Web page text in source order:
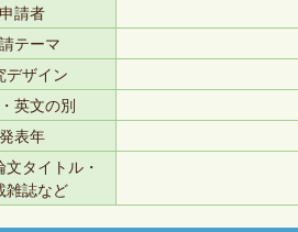
申請者
テーマ
デザイン
英文の別
発表年
タイトル・
雑誌など